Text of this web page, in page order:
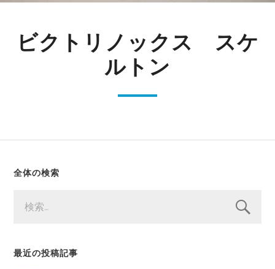
ビクトリノックス スケ
ルトン
全体の検索
索:
最近の投稿記事